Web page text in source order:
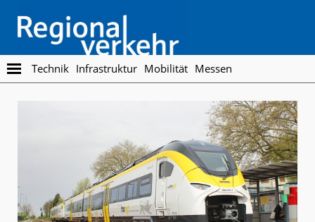
main
content
footer
Regionalverkehr
Die
Fachzeitschrift
Technik Infrastruktur Mobilität Messen